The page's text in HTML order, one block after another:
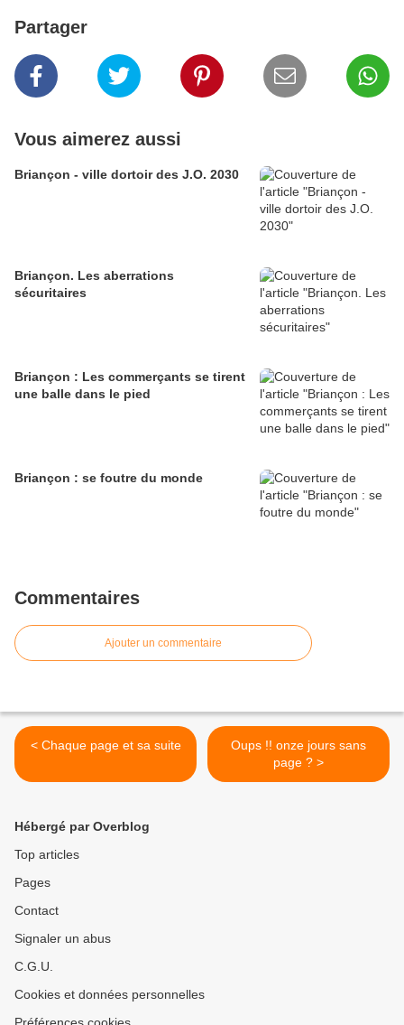
Partager
Vous aimerez aussi
Briançon - ville dortoir des J.O. 2030
Briançon. Les aberrations
sécuritaires
Briançon : Les commerçants se tirent
une balle dans le pied
Briançon : se foutre du monde
Commentaires
Ajouter un commentaire
< Chaque page et sa suite
Oups !! onze jours sans
page ? >
Hébergé par Overblog
Top articles
Pages
Contact
Signaler un abus
C.G.U.
Cookies et données personnelles